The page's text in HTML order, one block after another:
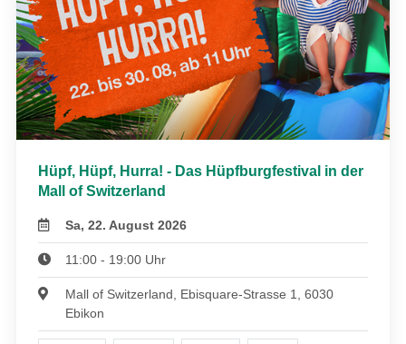
Hüpf, Hüpf, Hurra! - Das Hüpfburgfestival in der
Mall of Switzerland
Sa, 22. August 2026
11:00 - 19:00 Uhr
Mall of Switzerland, Ebisquare-Strasse 1, 6030
Ebikon